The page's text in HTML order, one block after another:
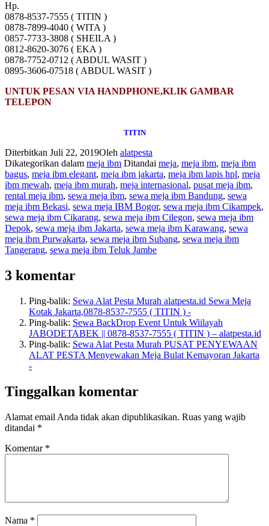
Hp.
0878-8537-7555 ( TITIN )
0878-7899-4040 ( WITA )
0857-7733-3808 ( SHEILA )
0812-8620-3076 ( EKA )
0878-7752-0712 ( ABDUL WASIT )
0895-3606-07518 ( ABDUL WASIT )
UNTUK PESAN VIA HANDPHONE,KLIK GAMBAR
TELEPON
TITIN
Diterbitkan Juli 22, 2019Oleh alatpesta
Dikategorikan dalam meja ibm Ditandai meja, meja ibm, meja ibm
bagus, meja ibm elegant, meja ibm jakarta, meja ibm lapis hpl, meja
ibm mewah, meja ibm murah, meja internasional, pusat meja ibm,
rental meja ibm, sewa meja ibm, sewa meja ibm Bandung, sewa
meja ibm Bekasi, sewa meja IBM Bogor, sewa meja ibm Cikampek,
sewa meja ibm Cikarang, sewa meja ibm Cilegon, sewa meja ibm
Depok, sewa meja ibm Jakarta, sewa meja ibm Karawang, sewa
meja ibm Purwakarta, sewa meja ibm Subang, sewa meja ibm
Tangerang, sewa meja ibm Teluk Jambe
3 komentar
Ping-balik: Sewa Alat Pesta Murah alatpesta.id Sewa Meja
Kotak Jakarta,0878-8537-7555 ( TITIN ) -
Ping-balik: Sewa BackDrop Event Untuk Wiilayah
JABODETABEK || 0878-8537-7555 ( TITIN ) – alatpesta.id
Ping-balik: Sewa Alat Pesta Murah PUSAT PENYEWAAN
ALAT PESTA Menyewakan Meja Bulat Kemayoran Jakarta
-
Tinggalkan komentar
Alamat email Anda tidak akan dipublikasikan. Ruas yang wajib
ditandai *
Komentar *
Nama *